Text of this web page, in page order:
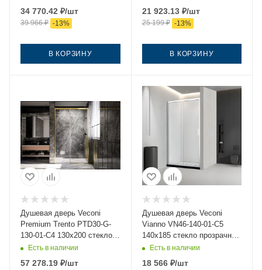
34 770.42 ₽/шт
39 966₽ -13%
В КОРЗИНУ
21 923.13₽/шт
25 199₽ -13%
В КОРЗИНУ
Душевая дверь Veconi
Premium Trento PTD30-G-
130-01-C4 130х200 стекло
прозрачное профиль
Есть в наличии
57 278.19 ₽/шт
Душевая дверь Veconi
Vianno VN46-140-01-C5
140х185 стекло прозрачное
профиль хром
Есть в наличии
18 566₽/шт